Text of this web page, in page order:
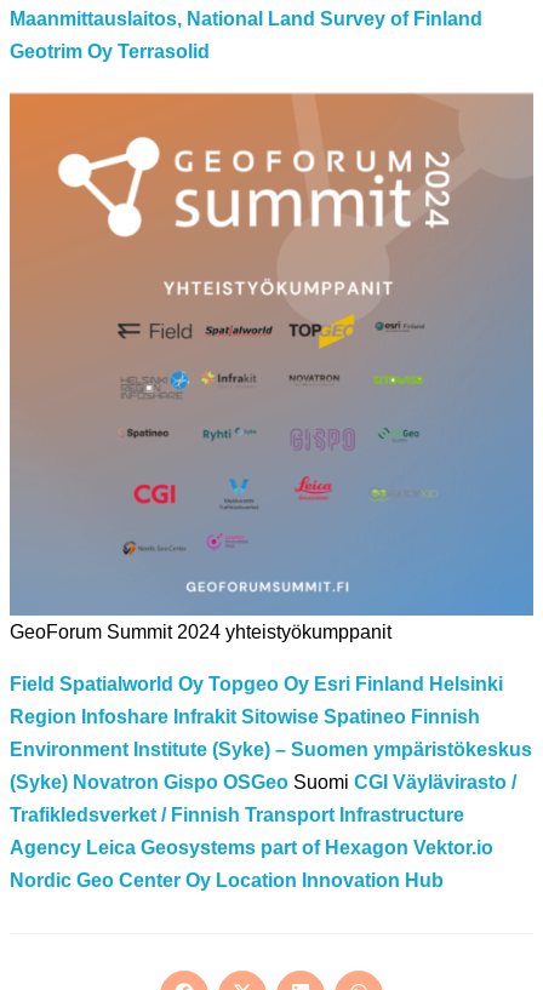
Maanmittauslaitos, National Land Survey of Finland
Geotrim Oy Terrasolid
GeoForum Summit 2024 yhteistyökumppanit
Field Spatialworld Oy Topgeo Oy Esri Finland Helsinki
Region Infoshare Infrakit Sitowise Spatineo Finnish
Environment Institute (Syke) – Suomen ympäristökeskus
(Syke) Novatron Gispo OSGeo Suomi CGI Väylävirasto /
Trafikledsverket / Finnish Transport Infrastructure
Agency Leica Geosystems part of Hexagon Vektor.io
Nordic Geo Center Oy Location Innovation Hub